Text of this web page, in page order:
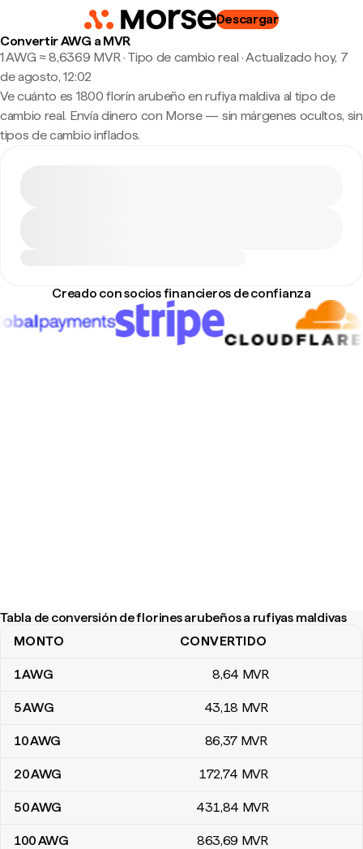
Descargar
Convertir AWG a MVR
1 AWG ≈ 8,6369 MVR · Tipo de cambio real ·Actualizado hoy, 7
de agosto, 12:02
Ve cuánto es 1800 florín arubeño en rufiya maldiva al tipo de
cambio real. Envía dinero con Morse — sin márgenes ocultos, sin
tipos de cambio inflados.
Creado con socios financieros de confianza
Tabla de conversión de florines arubeños a rufiyas maldivas
Tabla de conversión de florines arubeños a rufiyas maldivas
MONTO CONVERTIDO
1AWG 8,64 MVR
5AWG 43,18 MVR
10AWG 86,37 MVR
20AWG 172,74 MVR
50AWG 431,84 MVR
100AWG 863,69 MVR